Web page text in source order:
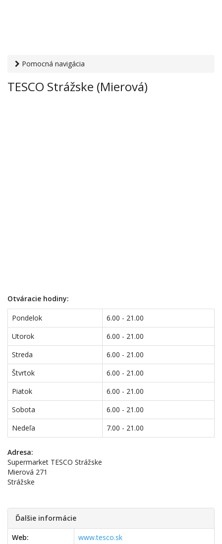
Pomocná navigácia
supermarkety› TESCO Strážske (Mierová)
TESCO Strážske (Mierová)
Otváracie hodiny:
Pondelok
6.00 - 21.00
Utorok
6.00 - 21.00
Streda
6.00 - 21.00
Štvrtok
6.00 - 21.00
Piatok
6.00 - 21.00
Sobota
6.00 - 21.00
Nedeľa
7.00 - 21.00
Adresa:
Supermarket TESCO Strážske
Mierová 271
Strážske
Ďalšie informácie
Web: www.tesco.sk